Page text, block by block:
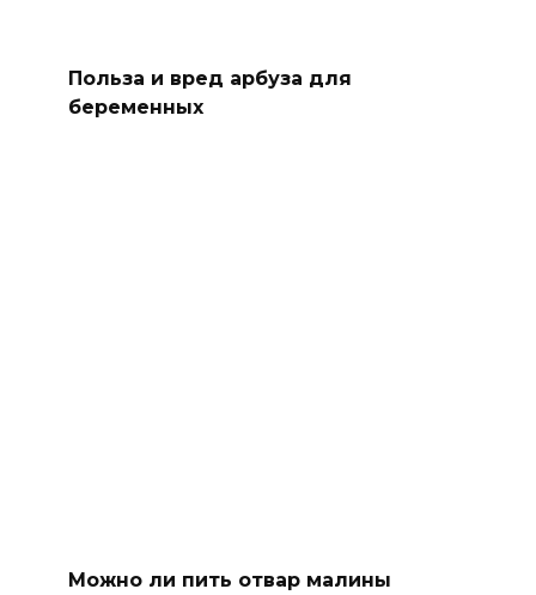
Польза и вред арбуза для
беременных
Можно ли пить отвар малины